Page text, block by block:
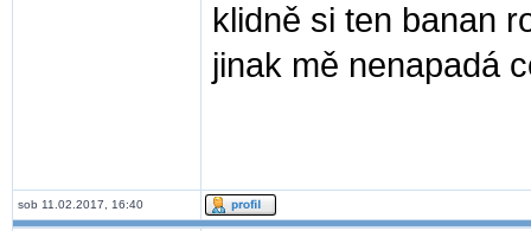
klidně si ten banan
jinak mě nenapadá
sob 11.02.2017, 16:40